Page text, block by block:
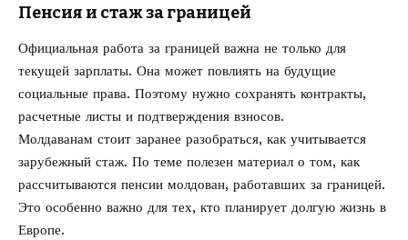
Пенсия и стаж за границей
Официальная работа за границей важна не только для
текущей зарплаты. Она может повлиять на будущие
социальные права. Поэтому нужно сохранять контракты,
расчетные листы и подтверждения взносов.
Молдаванам стоит заранее разобраться, как учитывается
зарубежный стаж. По теме полезен материал о том, как
рассчитываются пенсии молдован, работавших за границей.
Это особенно важно для тех, кто планирует долгую жизнь в
Европе.